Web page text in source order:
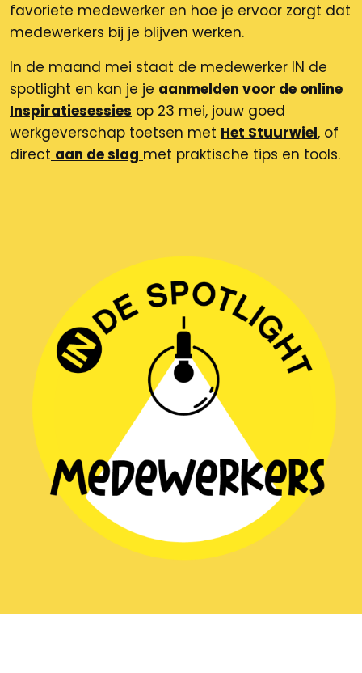
favoriete medewerker en hoe je ervoor zorgt dat
medewerkers bij je blijven werken.
In de maand mei staat de medewerker IN de
spotlight en kan je je aanmelden voor de online
Inspiratiesessies op 23 mei, jouw goed
werkgeverschap toetsen met Het Stuurwiel, of
direct aan de slag met praktische tips en tools.